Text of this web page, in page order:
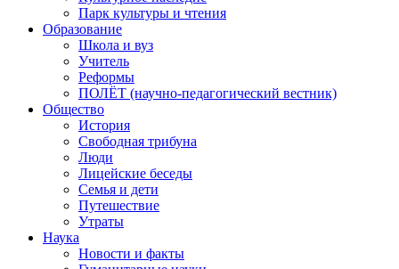
Парк культуры и чтения
Образование
Школа и вуз
Учитель
Реформы
ПОЛЁТ (научно-педагогический вестник)
Общество
История
Свободная трибуна
Люди
Лицейские беседы
Семья и дети
Путешествие
Утраты
Наука
Новости и факты